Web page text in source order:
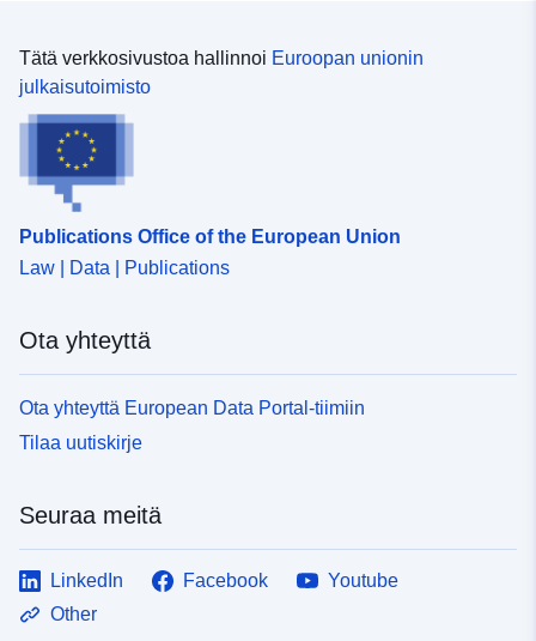
Tätä verkkosivustoa hallinnoi Euroopan unionin
julkaisutoimisto
Publications Office of the European Union
Law | Data | Publications
Ota yhteyttä
Ota yhteyttä European Data Portal-tiimiin
Tilaa uutiskirje
Seuraa meitä
LinkedIn Facebook
Youtube
Other